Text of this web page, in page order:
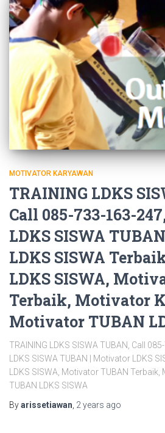
MOTIVATOR KARYAWAN
TRAINING LDKS
Call 085-733-163-
LDKS SISWA
LDKS SISWA
LDKS SISWA,
Terbaik, Motivator
Motivator TUBAN
TRAINING LDKS SISWA TUBAN, Call
LDKS SISWA TUBAN | Motivator LDKS
LDKS SISWA, Motivator TUBAN
TUBAN LDKS SISWA
Byarissetiawan 2 years ago